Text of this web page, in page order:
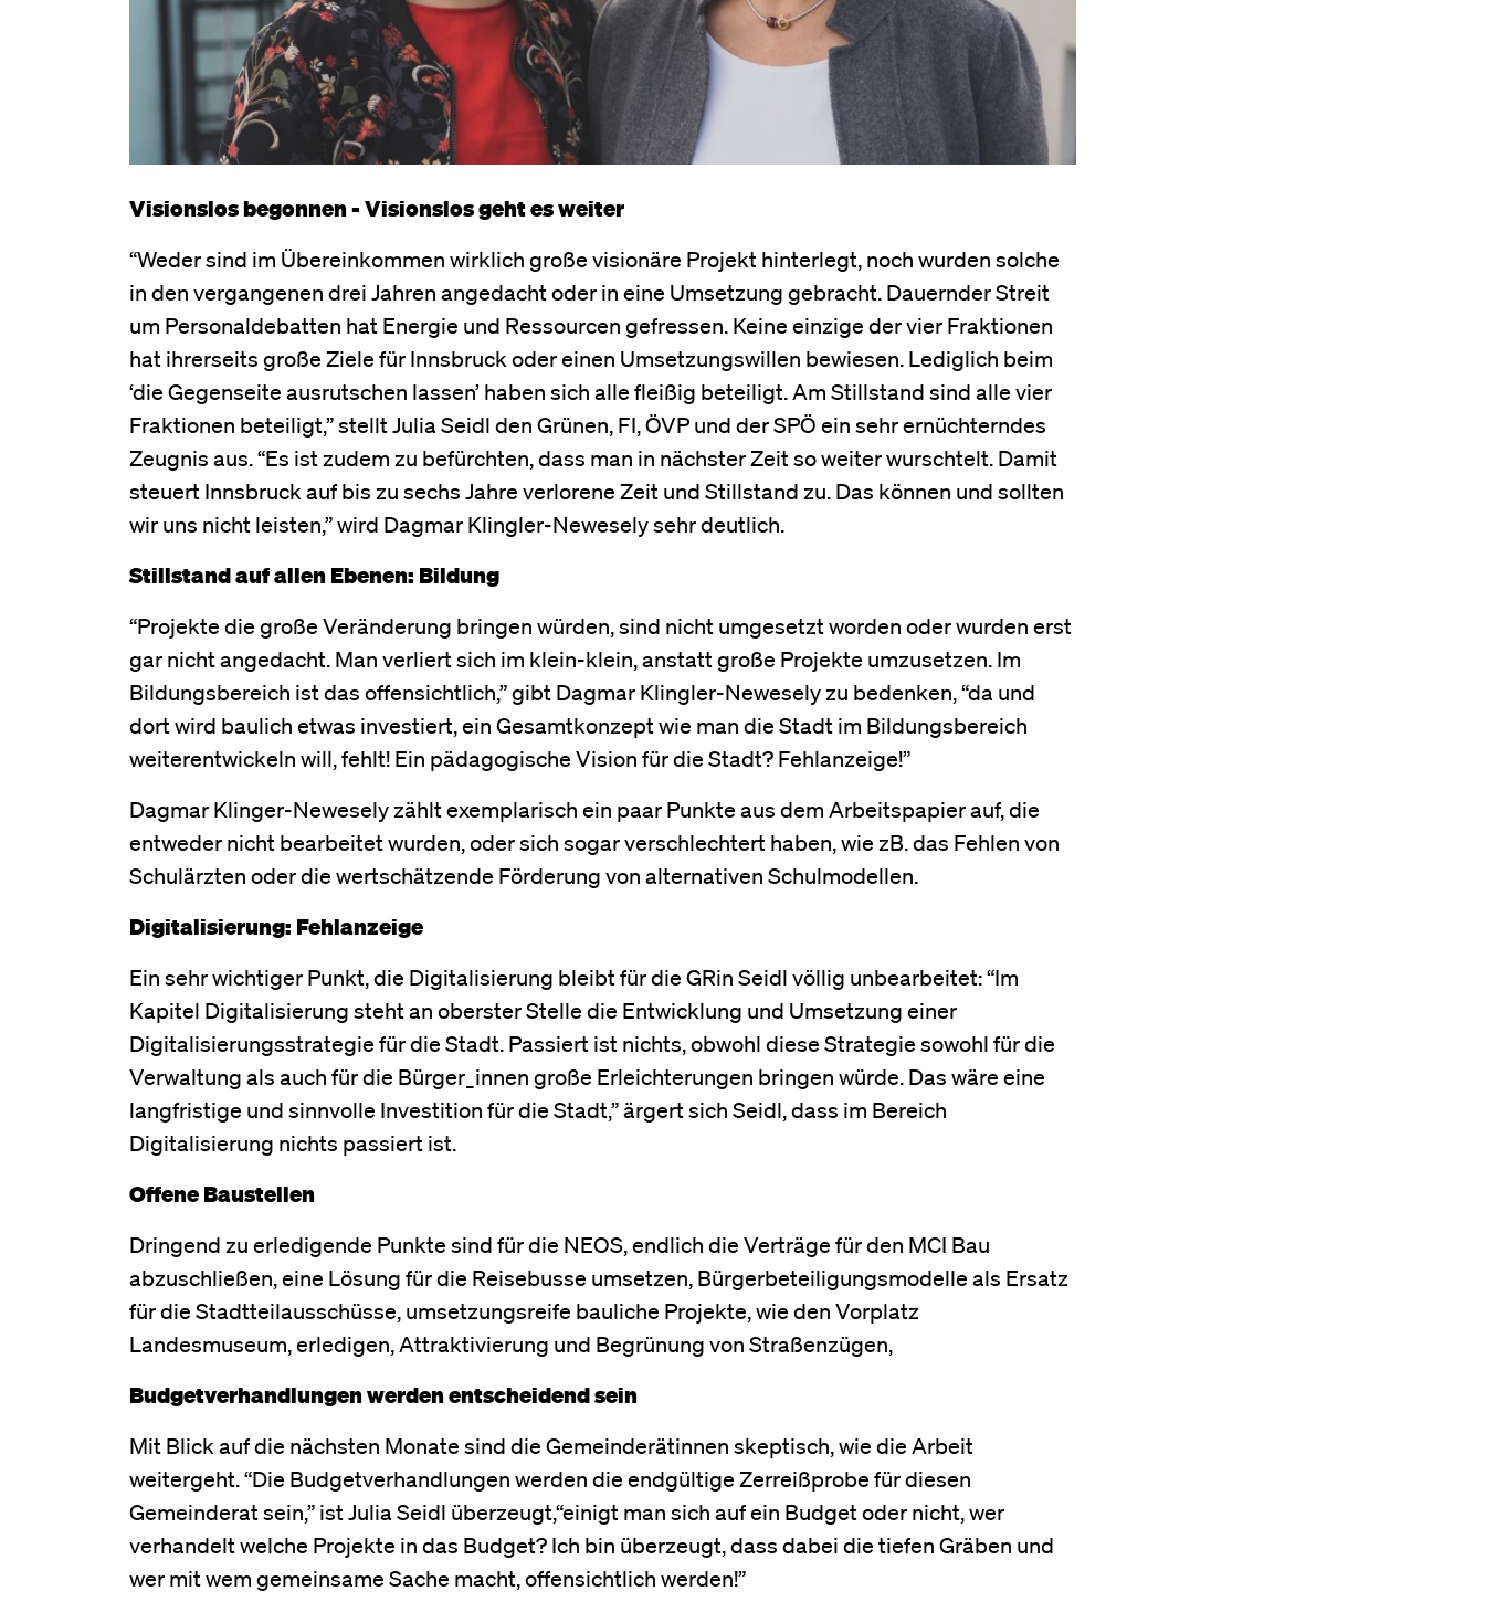
Visionslos begonnen - Visionslos geht es weiter
“Weder sind im Übereinkommen wirklich große visionäre Projekt hinterlegt, noch wurden solche
in den vergangenen drei Jahren angedacht oder in eine Umsetzung gebracht. Dauernder Streit
um Personaldebatten hat Energie und Ressourcen gefressen. Keine einzige der vier Fraktionen
hat ihrerseits große Ziele für Innsbruck oder einen Umsetzungswillen bewiesen. Lediglich beim
‘die Gegenseite ausrutschen lassen’ haben sich alle fleißig beteiligt. Am Stillstand sind alle vier
Fraktionen beteiligt,” stellt Julia Seidl den Grünen, FI, ÖVP und der SPÖ ein sehr ernüchterndes
Zeugnis aus. “Es ist zudem zu befürchten, dass man in nächster Zeit so weiter wurschtelt. Damit
steuert Innsbruck auf bis zu sechs Jahre verlorene Zeit und Stillstand zu. Das können und sollten
wir uns nicht leisten,” wird Dagmar Klingler-Newesely sehr deutlich.
Stillstand auf allen Ebenen: Bildung
“Projekte die große Veränderung bringen würden, sind nicht umgesetzt worden oder wurden erst
gar nicht angedacht. Man verliert sich im klein-klein, anstatt große Projekte umzusetzen. Im
Bildungsbereich ist das offensichtlich,” gibt Dagmar Klingler-Newesely zu bedenken, “da und
dort wird baulich etwas investiert, ein Gesamtkonzept wie man die Stadt im Bildungsbereich
weiterentwickeln will, fehlt! Ein pädagogische Vision für die Stadt? Fehlanzeige!”
Dagmar Klinger-Newesely zählt exemplarisch ein paar Punkte aus dem Arbeitspapier auf, die
entweder nicht bearbeitet wurden, oder sich sogar verschlechtert haben, wie zB. das Fehlen von
Schulärzten oder die wertschätzende Förderung von alternativen Schulmodellen.
Digitalisierung: Fehlanzeige
Ein sehr wichtiger Punkt, die Digitalisierung bleibt für die GRin Seidl völlig unbearbeitet: “Im
Kapitel Digitalisierung steht an oberster Stelle die Entwicklung und Umsetzung einer
Digitalisierungsstrategie für die Stadt. Passiert ist nichts, obwohl diese Strategie sowohl für die
Verwaltung als auch für die Bürger_innen große Erleichterungen bringen würde. Das wäre eine
langfristige und sinnvolle Investition für die Stadt,” ärgert sich Seidl, dass im Bereich
Digitalisierung nichts passiert ist.
Offene Baustellen
Dringend zu erledigende Punkte sind für die NEOS, endlich die Verträge für den MCI Bau
abzuschließen, eine Lösung für die Reisebusse umsetzen, Bürgerbeteiligungsmodelle als Ersatz
für die Stadtteilausschüsse, umsetzungsreife bauliche Projekte, wie den Vorplatz
Landesmuseum, erledigen, Attraktivierung und Begrünung von Straßenzügen,
Budgetverhandlungen werden entscheidend sein
Mit Blick auf die nächsten Monate sind die Gemeinderätinnen skeptisch, wie die Arbeit
weitergeht. “Die Budgetverhandlungen werden die endgültige Zerreißprobe für diesen
Gemeinderat sein,” ist Julia Seidl überzeugt,“einigt man sich auf ein Budget oder nicht, wer
verhandelt welche Projekte in das Budget? Ich bin überzeugt, dass dabei die tiefen Gräben und
wer mit wem gemeinsame Sache macht, offensichtlich werden!”